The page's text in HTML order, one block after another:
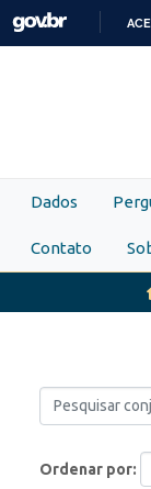
Skip to main content
Dados
Contato
Ordenar por